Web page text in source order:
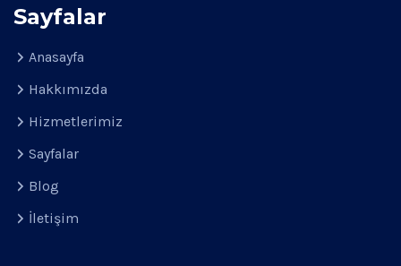
Sayfalar
Anasayfa
Hakkımızda
Hizmetlerimiz
Sayfalar
Blog
İletişim